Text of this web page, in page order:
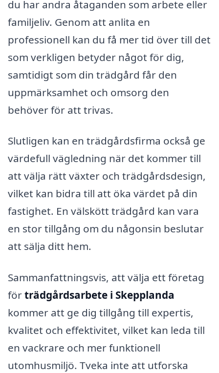
du har andra åtaganden som arbete eller
familjeliv. Genom att anlita en
professionell kan du få mer tid över till det
som verkligen betyder något för dig,
samtidigt som din trädgård får den
uppmärksamhet och omsorg den
behöver för att trivas.
Slutligen kan en trädgårdsfirma också ge
värdefull vägledning när det kommer till
att välja rätt växter och trädgårdsdesign,
vilket kan bidra till att öka värdet på din
fastighet. En välskött trädgård kan vara
en stor tillgång om du någonsin beslutar
att sälja ditt hem.
Sammanfattningsvis, att välja ett företag
förträdgårdsarbete i Skepplanda
kommer att ge dig tillgång till expertis,
kvalitet och effektivitet, vilket kan leda till
en vackrare och mer funktionell
utomhusmiljö. Tveka inte att utforska